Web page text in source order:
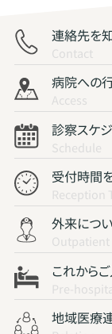
連絡先を
Contact
病院への
Access
診察スケ
Schedule
受付時間
Reception
外来につ
Outpatient
これから
Pre-
地域医療